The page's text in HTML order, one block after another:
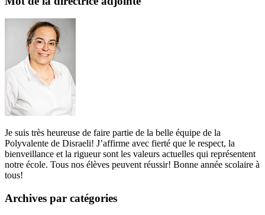
Je suis très heureuse de faire partie de la belle équipe de la
Polyvalente de Disraeli! J’affirme avec fierté que le respect, la
bienveillance et la rigueur sont les valeurs actuelles qui représentent
notre école. Tous nos élèves peuvent réussir! Bonne année scolaire à
tous!
Archives par catégories